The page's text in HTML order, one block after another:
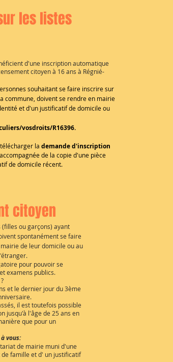
les listes
d'une inscription automatique
citoyen à 16 ans à Régnié-
souhaitant se faire inscrire sur
commune, doivent se rendre en mairie
et d'un justificatif de domicileou
vosdroits/R16396.
la demande d'inscription
de la copie d'une pièce
de domicile récent.
citoyen
(filles ou garçons) ayant
spontanément se faire
de leur domicile ou au
pour pouvoir se
examens publics.
et le dernier jour du 3ème
il est toutefois possible
jusqu'à l'âge de 25 ans en
que pour un
vous:
de mairie muni d'une
famille et d' un justificatif